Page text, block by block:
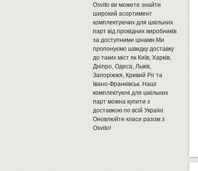
Osvito ви можете знайти
широкий асортимент
комплектуючих для шкільних
парт від провідних виробників
за доступними цінами.Ми
пропонуємо швидку доставку
до таких міст як Київ, Харків,
Дніпро, Одеса, Львів,
Запоріжжя, Кривий Ріг та
Івано-Франківськ. Наші
комплектуючі для шкільних
парт можна купити з
доставкою по всій Україні.
Оновлюйте класи разом з
Osvito!